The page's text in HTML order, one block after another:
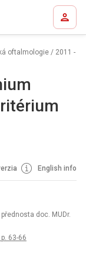
oftalmologie / 2011 -
English info
doc. MUDr.
63-66